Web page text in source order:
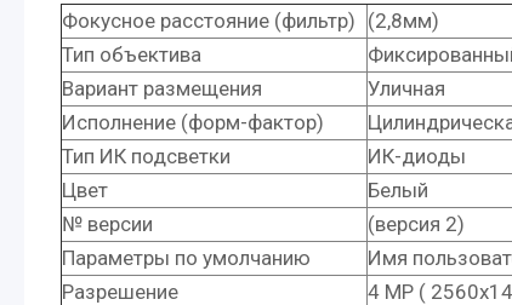
Фокусное расстояние (фильтр) (2,8мм)
Тип объектива
Вариант размещения
Уличная
Исполнение (форм-фактор)
Тип ИК подсветки
ИК-диоды
Цвет
Белый
№ версии
(версия 2)
Параметры по умолчанию
Имя
Разрешение
4 MP (